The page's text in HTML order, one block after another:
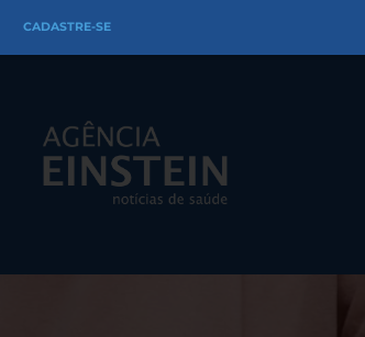
CADASTRE-SE